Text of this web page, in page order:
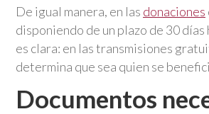
De igual manera, en las donaciones
disponiendo de un plazo de 30
es clara: en las transmisiones
determina que sea quien se
Documentos